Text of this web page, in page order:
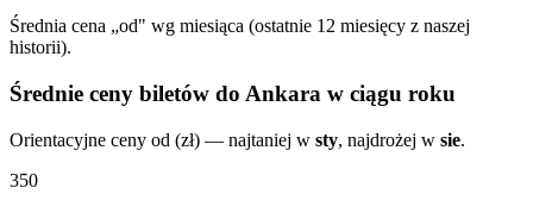
Średnia cena „od" wg miesiąca (ostatnie 12 miesięcy z naszej
historii).
Średnie ceny biletów do Ankara w ciągu roku
Orientacyjne ceny od (zł) — najtaniej w sty, najdrożej w sie.
350